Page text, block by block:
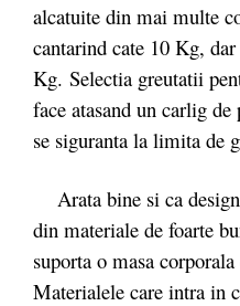
alcatuite din mai multe
cantarind cate 10 Kg,
Kg. Selectia greutatii
face atasand un carlig
se siguranta la limita de
Arata bine si ca
din materiale de foarte
suporta o masa
Materialele care intra in